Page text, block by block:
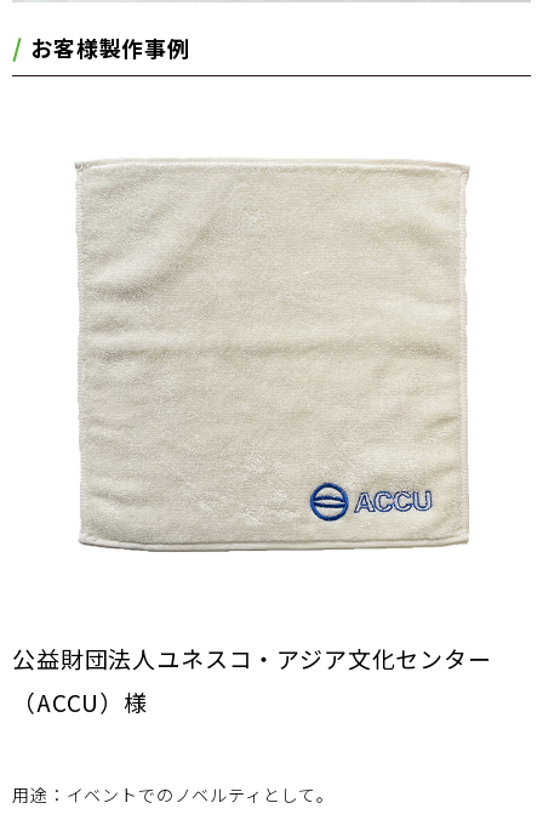
お客様製作事例
公益財団法人ユネスコ・アジア文化センター
（ACCU）様
用途：イベントでのノベルティとして。